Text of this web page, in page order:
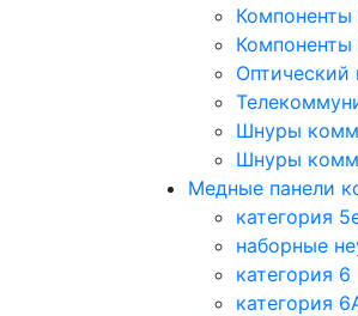
Оптический
Шнуры
Шнуры
Медные панели
категория
наборные
категория 6
категория